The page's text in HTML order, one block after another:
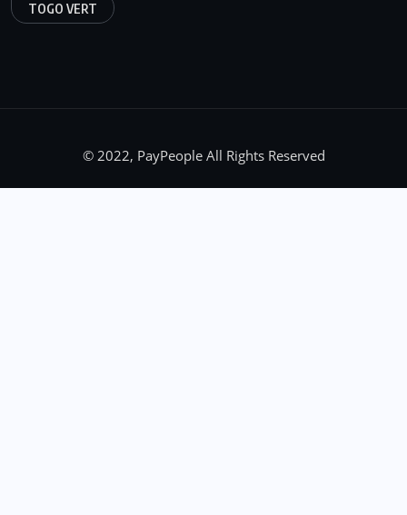
TOGO VERT
© 2022, PayPeople All Rights Reserved